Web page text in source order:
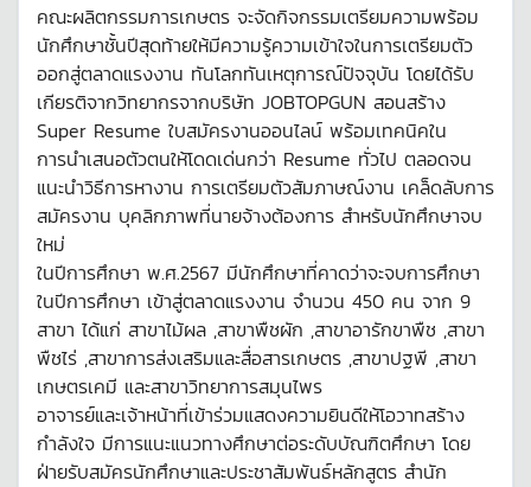
คณะผลิตกรรมการเกษตร จะจัดกิจกรรมเตรียมความพร้อม
นักศึกษาชั้นปีสุดท้ายให้มีความรู้ความเข้าใจในการเตรียมตัว
ออกสู่ตลาดแรงงาน ทันโลกทันเหตุการณ์ปัจจุบัน โดยได้รับ
เกียรติจากวิทยากรจากบริษัท JOBTOPGUN สอนสร้าง
Super Resume ใบสมัครงานออนไลน์ พร้อมเทคนิคใน
การนำเสนอตัวตนให้โดดเด่นกว่า Resume ทั่วไป ตลอดจน
แนะนำวิธีการหางาน การเตรียมตัวสัมภาษณ์งาน เคล็ดลับการ
สมัครงาน บุคลิกภาพที่นายจ้างต้องการ สำหรับนักศึกษาจบ
ใหม่
ในปีการศึกษา พ.ศ.2567 มีนักศึกษาที่คาดว่าจะจบการศึกษา
ในปีการศึกษา เข้าสู่ตลาดแรงงาน จำนวน 450 คน จาก 9
สาขา ได้แก่ สาขาไม้ผล ,สาขาพืชผัก ,สาขาอารักขาพืช ,สาขา
พืชไร่ ,สาขาการส่งเสริมและสื่อสารเกษตร ,สาขาปฐพี ,สาขา
เกษตรเคมี และสาขาวิทยาการสมุนไพร
อาจารย์และเจ้าหน้าที่เข้าร่วมแสดงความยินดีให้โอวาทสร้าง
กำลังใจ มีการแนะแนวทางศึกษาต่อระดับบัณฑิตศึกษา โดย
ฝ่ายรับสมัครนักศึกษาและประชาสัมพันธ์หลักสูตร สำนัก